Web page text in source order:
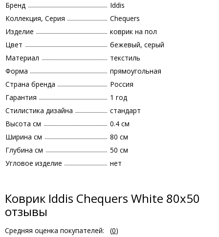
Бренд
Iddis
Коллекция, Серия
Chequers
Изделие
коврик на пол
Цвет
бежевый, серый
Материал
текстиль
Форма
прямоугольная
Страна бренда
Россия
Гарантия
1 год
Стилистика дизайна
стандарт
Высота см
0.4 см
Ширина см
80 см
Глубина см
50 см
Угловое изделие
нет
Коврик Iddis Chequers White 80x50
отзывы
Средняя оценка покупателей: (0)